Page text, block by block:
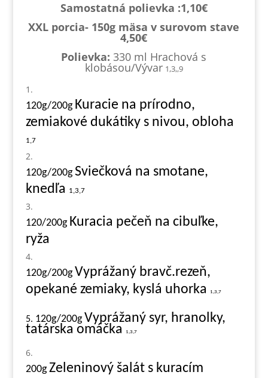
Samostatná polievka :1,10€
XXL porcia- 150g mäsa v surovom stave
4,50€
Polievka:330 ml Hrachová s
klobásou/Vývar 1,3,,9
120g/200g Kuracie na prírodno,
zemiakové dukátiky s nivou, obloha
1,7
120g/200g Sviečková na smotane,
knedľa
1,3,7
120/200g Kuracia pečeň na cibuľke,
ryža
120g/200gVyprážaný bravč.rezeň,
opekané zemiaky, kyslá uhorka
1,3,7
5. 120g/200gVyprážaný syr, hranolky,
tatárska omáčka 1,3,7
200gZeleninový šalát s kuracím